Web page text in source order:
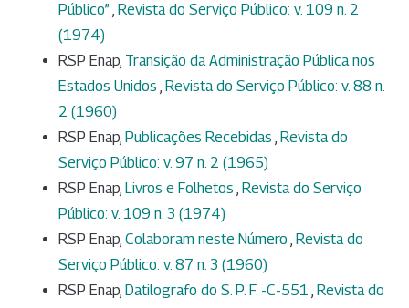
Público” , Revista do Serviço Público: v. 109 n. 2
(1974)
RSP Enap, Transição da Administração Pública nos
Estados Unidos , Revista do Serviço Público: v. 88 n.
2 (1960)
RSP Enap, Publicações Recebidas , Revista do
Serviço Público: v. 97 n. 2 (1965)
RSP Enap, Livros e Folhetos , Revista do Serviço
Público: v. 109 n. 3 (1974)
RSP Enap, Colaboram neste Número , Revista do
Serviço Público: v. 87 n. 3 (1960)
RSP Enap, Datilografo do S. P. F. -C-551 , Revista do